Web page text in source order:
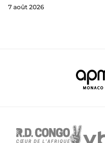
7 août 2026